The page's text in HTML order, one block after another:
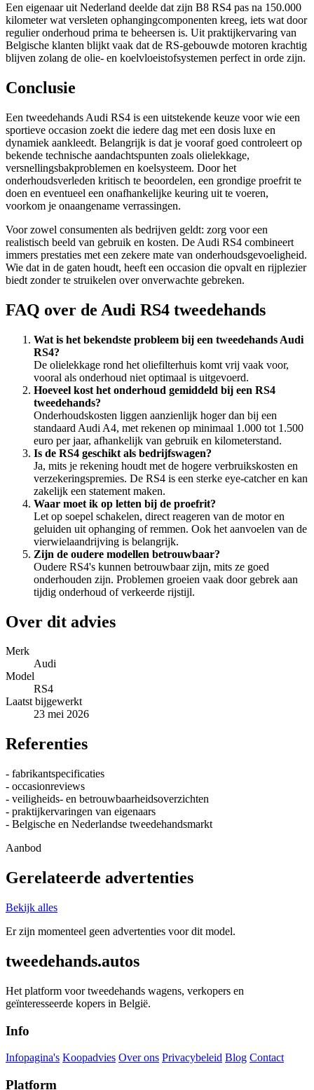
Een eigenaar uit Nederland deelde dat zijn B8 RS4 pas na 150.000
kilometer wat versleten ophangingcomponenten kreeg, iets wat door
regulier onderhoud prima te beheersen is. Uit praktijkervaring van
Belgische klanten blijkt vaak dat de RS-gebouwde motoren krachtig
blijven zolang de olie- en koelvloeistofsystemen perfect in orde zijn.
Conclusie
Een tweedehands Audi RS4 is een uitstekende keuze voor wie een
sportieve occasion zoekt die iedere dag met een dosis luxe en
dynamiek aankleedt. Belangrijk is dat je vooraf goed controleert op
bekende technische aandachtspunten zoals olielekkage,
versnellingsbakproblemen en koelsysteem. Door het
onderhoudsverleden kritisch te beoordelen, een grondige proefrit te
doen en eventueel een onafhankelijke keuring uit te voeren,
voorkom je onaangename verrassingen.
Voor zowel consumenten als bedrijven geldt: zorg voor een
realistisch beeld van gebruik en kosten. De Audi RS4 combineert
immers prestaties met een zekere mate van onderhoudsgevoeligheid.
Wie dat in de gaten houdt, heeft een occasion die opvalt en rijplezier
biedt zonder te struikelen over onverwachte gebreken.
FAQ over de Audi RS4 tweedehands
Wat is het bekendste probleem bij een tweedehands Audi
RS4?
De olielekkage rond het oliefilterhuis komt vrij vaak voor,
vooral als onderhoud niet optimaal is uitgevoerd.
Hoeveel kost het onderhoud gemiddeld bij een RS4
tweedehands?
Onderhoudskosten liggen aanzienlijk hoger dan bij een
standaard Audi A4, met rekenen op minimaal 1.000 tot 1.500
euro per jaar, afhankelijk van gebruik en kilometerstand.
Is de RS4 geschikt als bedrijfswagen?
Ja, mits je rekening houdt met de hogere verbruikskosten en
verzekeringspremies. De RS4 is een sterke eye-catcher en kan
zakelijk een statement maken.
Waar moet ik op letten bij de proefrit?
Let op soepel schakelen, direct reageren van de motor en
geluiden uit ophanging of remmen. Ook het aanvoelen van de
vierwielaandrijving is belangrijk.
Zijn de oudere modellen betrouwbaar?
Oudere RS4's kunnen betrouwbaar zijn, mits ze goed
onderhouden zijn. Problemen groeien vaak door gebrek aan
tijdig onderhoud of verkeerde rijstijl.
Over dit advies
Merk
Audi
Model
RS4
Laatst bijgewerkt
23 mei 2026
Referenties
- fabrikantspecificaties
- occasionreviews
- veiligheids- en betrouwbaarheidsoverzichten
- praktijkervaringen van eigenaars
- Belgische en Nederlandse tweedehandsmarkt
Aanbod
Gerelateerde advertenties
Bekijk alles
Er zijn momenteel geen advertenties voor dit model.
tweedehands.autos
Het platform voor tweedehands wagens, verkopers en
geïnteresseerde kopers in België.
Info
Infopagina's Koopadvies Over ons Privacybeleid Blog Contact
Platform